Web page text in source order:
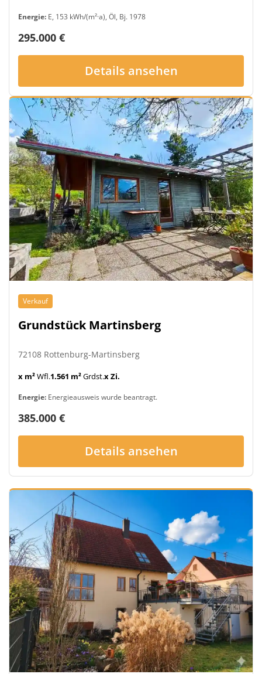
Energie: E, 153 kWh/(m²·a), Öl, Bj. 1978
295.000 €
Details ansehen
Verkauf
Grundstück Martinsberg
72108 Rottenburg-Martinsberg
x m²Wfl.1.561 m²Grdst.x Zi.
Energie: Energieausweis wurde beantragt.
385.000 €
Details ansehen